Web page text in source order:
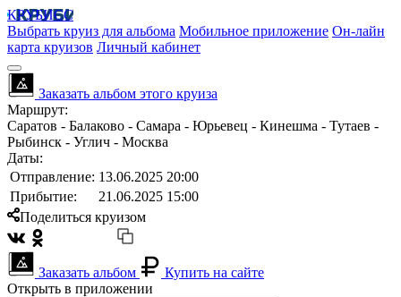
КРУБИСС
Выбрать круиз для альбома Мобильное приложение Он-лайн
карта круизов Личный кабинет
Заказать альбом этого круиза
Маршрут:
Саратов - Балаково - Самара - Юрьевец - Кинешма - Тутаев -
Рыбинск - Углич - Москва
Даты:
Отправление: 13.06.2025 20:00
Прибытие:
21.06.2025 15:00
Поделиться круизом
Заказать альбом
Купить на сайте
Открыть в приложении